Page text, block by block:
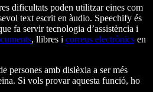
dificultats poden utilitzar eines com
text escrit en àudio. Speechify és
fa servir tecnologia d’assistència i
, llibres i correus electrònics en
persones amb dislèxia a ser més
Si vols provar aquesta funció, ho